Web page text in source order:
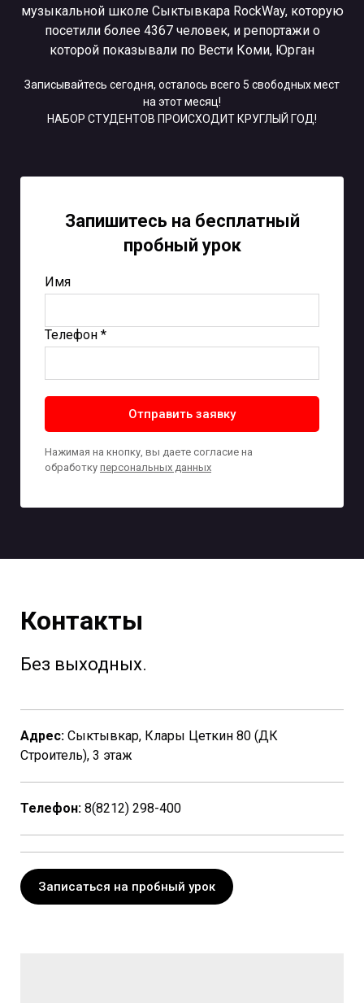
музыкальной школе Сыктывкара RockWay, которую
посетили более 4367 человек, и репортажи о
которой показывали по Вести Коми, Юрган
Записывайтесь сегодня, осталось всего 5 свободных мест
на этот месяц!
НАБОР СТУДЕНТОВ ПРОИСХОДИТ КРУГЛЫЙ ГОД!
Запишитесь на бесплатный
пробный урок
Имя
Телефон *
Отправить заявку
Нажимая на кнопку, вы даете согласие на
обработку персональных данных
Контакты
Без выходных.
Адрес: Сыктывкар, Клары Цеткин 80 (ДК
Строитель), 3 этаж
Телефон: 8(8212) 298-400
Записаться на пробный урок